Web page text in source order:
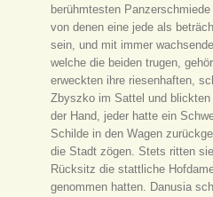
berühmtesten
von denen eine jede als
sein, und mit immer
welche die beiden trugen,
erweckten ihre riesenhaften,
Zbyszko im Sattel und
der Hand, jeder hatte ein
Schilde in den Wagen
die Stadt zögen. Stets ritten
Rücksitz die stattliche
genommen hatten. Danusia